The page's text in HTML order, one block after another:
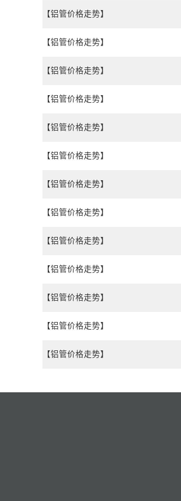
【铝管价格走势】
【铝管价格走势】
【铝管价格走势】
【铝管价格走势】
【铝管价格走势】
【铝管价格走势】
【铝管价格走势】
【铝管价格走势】
【铝管价格走势】
【铝管价格走势】
【铝管价格走势】
【铝管价格走势】
【铝管价格走势】